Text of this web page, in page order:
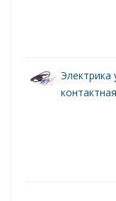
Электрика
контактная